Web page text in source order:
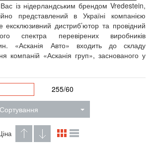
із нідерландським брендом Vredestein,
представлений в Україні компанією
ексклюзивний дистриб’ютор та провідний
спектра перевірених виробників
«Асканія Авто» входить до складу
компаній «Асканія груп», заснованого у
255/60
Сортування